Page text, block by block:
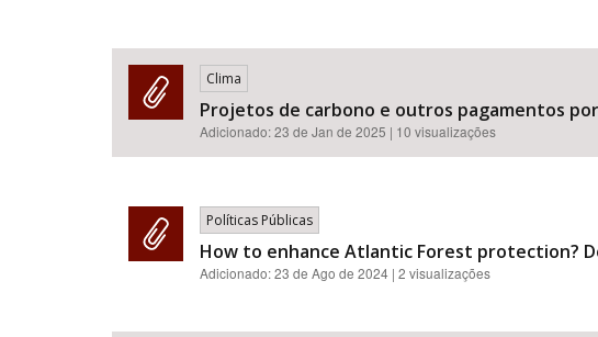
Clima
Projetos de carbono e outros pagamentos
Adicionado:23 de Jan de 2025 | 10 visualizações
Políticas Públicas
How to enhance Atlantic Forest protection?
Adicionado:23 de Ago de 2024 | 2 visualizações